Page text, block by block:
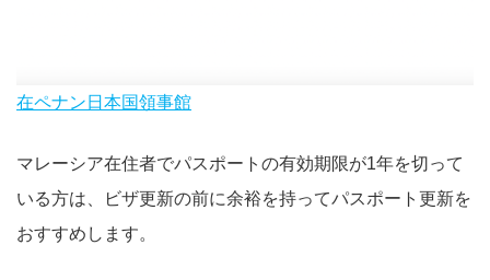
在ペナン日本国領事館
マレーシア在住者でパスポートの有効期限が1年を切って
いる方は、ビザ更新の前に余裕を持ってパスポート更新を
おすすめします。